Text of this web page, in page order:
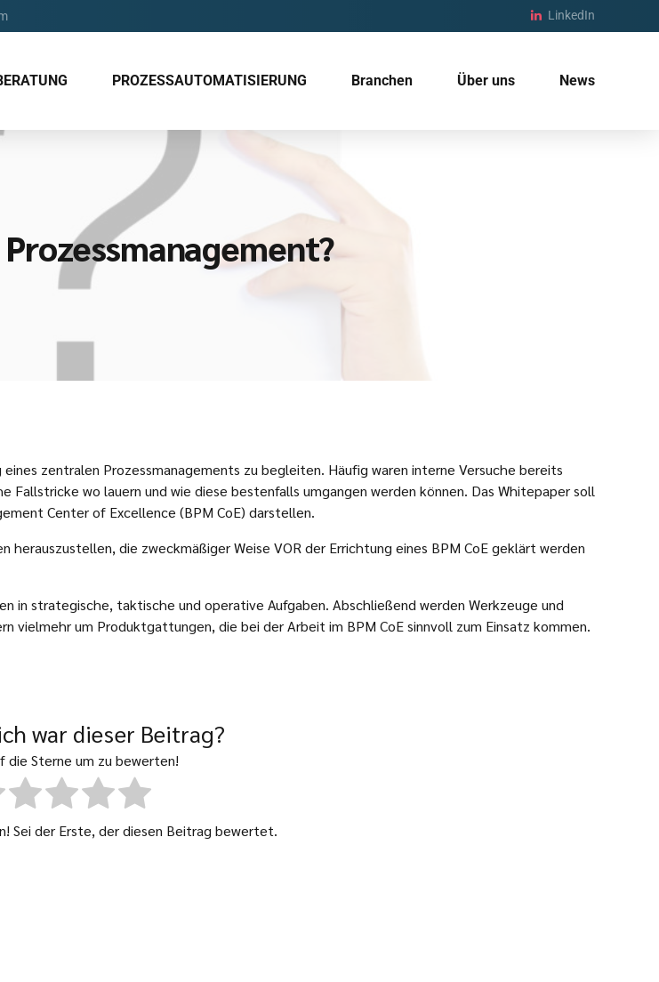
LinkedIn
PROZESSAUTOMATISIERUNG Branchen Über uns News
zentralen Prozessmanagements zu begleiten. Häufig waren interne Versuche bereits
wo lauern und wie diese bestenfalls umgangen werden können. Das Whitepaper soll
Center of Excellence (BPM CoE) darstellen.
die zweckmäßiger Weise VOR der Errichtung eines BPM CoE geklärt werden
in strategische, taktische und operative Aufgaben. Abschließend werden Werkzeuge und
um Produktgattungen, die bei der Arbeit im BPM CoE sinnvoll zum Einsatz kommen.
war dieser Beitrag?
die Sterne um zu bewerten!
Sei der Erste, der diesen Beitrag bewertet.